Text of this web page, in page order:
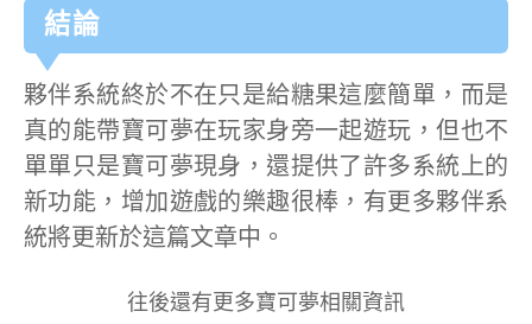
結論
夥伴系統終於不在只是給糖果這麼簡單，而是
真的能帶寶可夢在玩家身旁一起遊玩，但也不
單單只是寶可夢現身，還提供了許多系統上的
新功能，增加遊戲的樂趣很棒，有更多夥伴系
統將更新於這篇文章中。
往後還有更多寶可夢相關資訊